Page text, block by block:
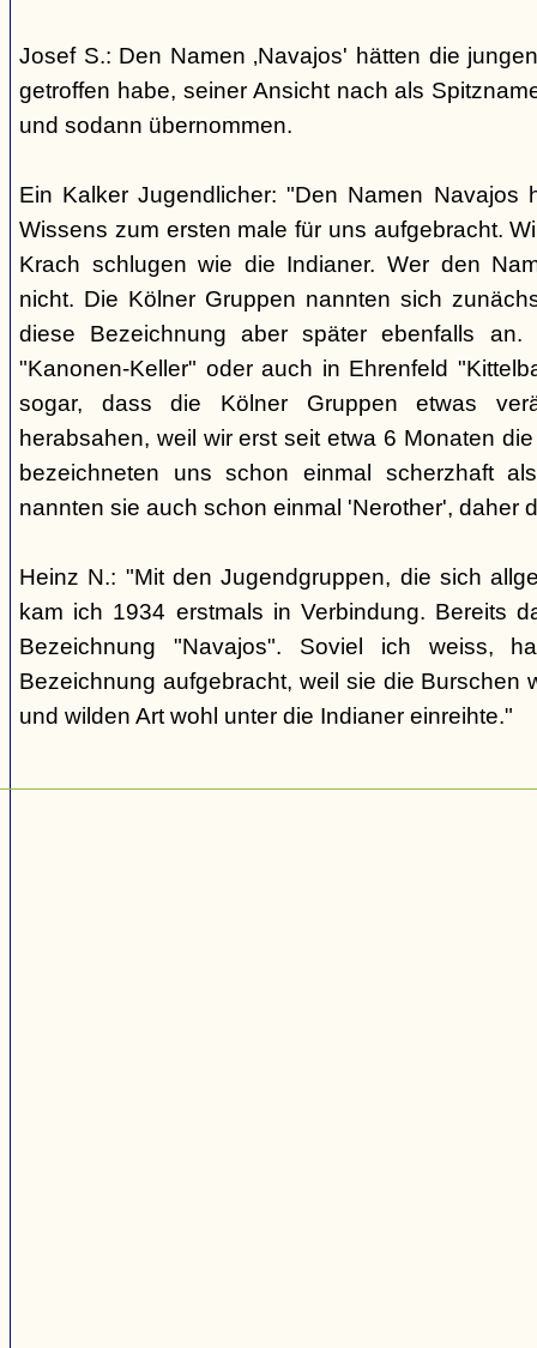
Josef S.: Den Namen ‚Navajos' hätten die
getroffen habe, seiner Ansicht nach als
und sodann übernommen.
Ein Kalker Jugendlicher: "Den Namen Navajos
Wissens zum ersten male für uns aufgebracht.
Krach schlugen wie die Indianer. Wer den
nicht. Die Kölner Gruppen nannten sich
diese Bezeichnung aber später ebenfalls
"Kanonen-Keller" oder auch in Ehrenfeld
sogar, dass die Kölner Gruppen etwas
herabsahen, weil wir erst seit etwa 6 Monaten
bezeichneten uns schon einmal scherzhaft
nannten sie auch schon einmal 'Nerother', daher
Heinz N.: "Mit den Jugendgruppen, die sich
kam ich 1934 erstmals in Verbindung. Bereits
Bezeichnung "Navajos". Soviel ich weiss,
Bezeichnung aufgebracht, weil sie die Burschen
und wilden Art wohl unter die Indianer einreihte."